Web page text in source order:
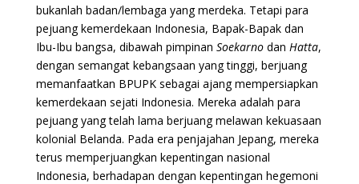
bukanlah badan/lembaga yang merdeka. Tetapi para
pejuang kemerdekaan Indonesia, Bapak-Bapak dan
Ibu-Ibu bangsa, dibawah pimpinan Soekarnodan Hatta,
dengan semangat kebangsaan yang tinggi, berjuang
memanfaatkan BPUPK sebagai ajang mempersiapkan
kemerdekaan sejati Indonesia. Mereka adalah para
pejuang yang telah lama berjuang melawan kekuasaan
kolonial Belanda. Pada era penjajahan Jepang, mereka
terus memperjuangkan kepentingan nasional
Indonesia, berhadapan dengan kepentingan hegemoni